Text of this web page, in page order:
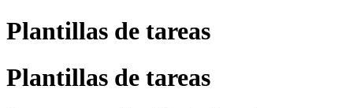
Plantillas de tareas
Plantillas de tareas